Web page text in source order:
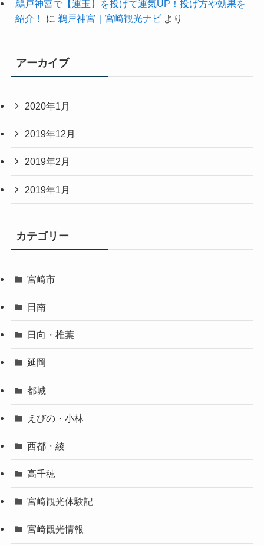
鵜戸神宮で【運玉】を投げて運気UP！投げ方や効果を
紹介！
に 鵜戸神宮｜宮崎観光ナビより
アーカイブ
2020年1月
2019年12月
2019年2月
2019年1月
カテゴリー
宮崎市
日南
日向・椎葉
延岡
都城
えびの・小林
西都・綾
高千穂
宮崎観光体験記
宮崎観光情報